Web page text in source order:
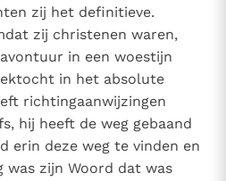
zij het definitieve.
zij christenen waren,
in een woestijn
in het absolute
richtingaanwijzingen
hij heeft de weg gebaand
erin deze weg te vinden en
was zijn Woord dat was